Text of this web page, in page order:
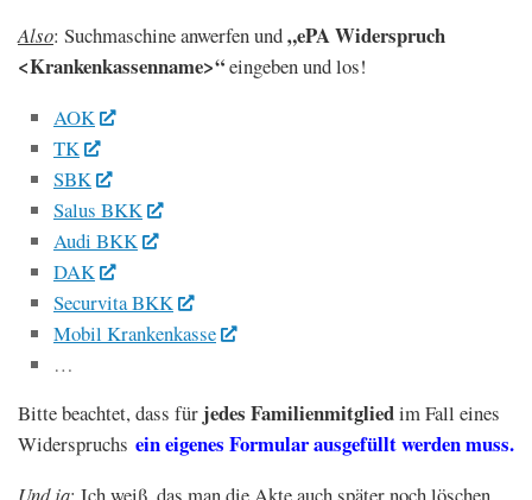
Also: Suchmaschine anwerfen und„ePA Widerspruch
<Krankenkassenname>“eingeben und los!
AOK
TK
SBK
Salus BKK
Audi BKK
DAK
Securvita BKK
Mobil Krankenkasse
…
Bitte beachtet, dass für jedes Familienmitgliedim Fall eines
Widerspruchs ein eigenes Formular ausgefüllt werden muss.
Und ja: Ich weiß, das man die Akte auch später noch löschen